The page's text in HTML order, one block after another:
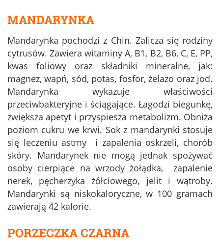
MANDARYNKA
Mandarynka pochodzi z Chin. Zalicza się rodziny
cytrusów. Zawiera witaminy A, B1, B2, B6, C, E, PP,
kwas foliowy oraz składniki mineralne, jak:
magnez, wapń, sód, potas, fosfor, żelazo oraz jod.
Mandarynka wykazuje właściwości
przeciwbakteryjne i ściągające. Łagodzi biegunkę,
zwiększa apetyt i przyspiesza metabolizm. Obniża
poziom cukru we krwi. Sok z mandarynki stosuje
się leczeniu astmy i zapalenia oskrzeli, chorób
skóry. Mandarynek nie mogą jednak spożywać
osoby cierpiące na wrzody żołądka, zapalenie
nerek, pęcherzyka żółciowego, jelit i wątroby.
Mandarynki są niskokaloryczne, w 100 gramach
zawierają 42 kalorie.
PORZECZKA CZARNA